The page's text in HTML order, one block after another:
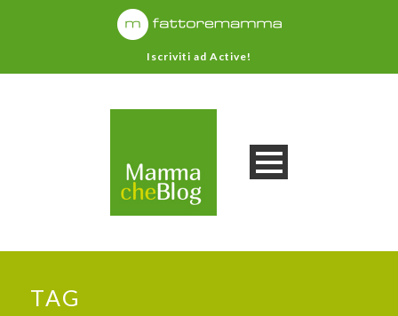
Iscriviti ad Active!
TAG